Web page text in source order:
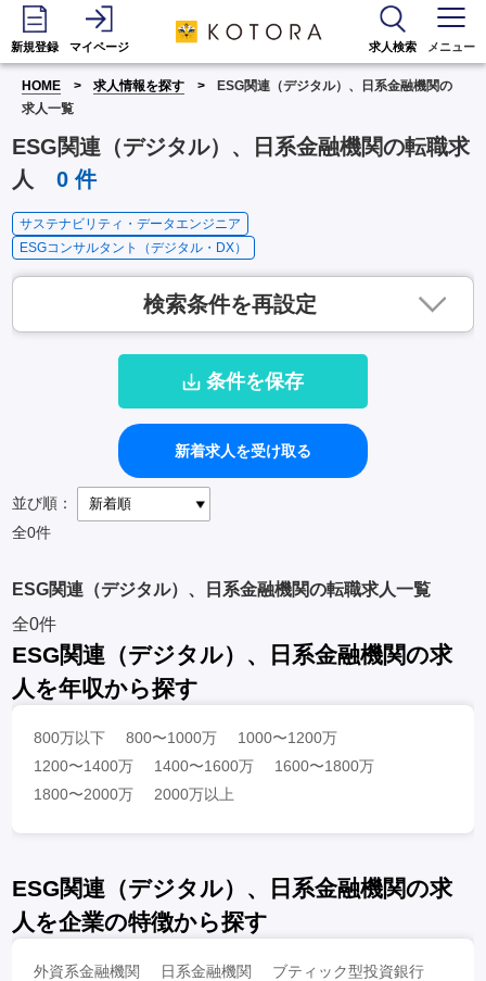
新規登録 マイページ 求人検索 メニュー
HOME 求人情報を探す
ESG関連（デジタル）、日系金融機関の
求人一覧
ESG関連（デジタル）、日系金融機関の転職求
人
0件
サステナビリティ・データエンジニア
ESGコンサルタント（デジタル・DX）
検索条件を再設定
条件を保存
新着求人を受け取る
並び順：
全0件
ESG関連（デジタル）、日系金融機関の転職求人一覧
全0件
ESG関連（デジタル）、日系金融機関の求
人を年収から探す
800万以下 800〜1000万
1000〜1200万
1200〜1400万
1400〜1600万
1600〜1800万
1800〜2000万
2000万以上
ESG関連（デジタル）、日系金融機関の求
人を企業の特徴から探す
外資系金融機関 日系金融機関
ブティック型投資銀行